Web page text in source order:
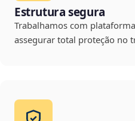
Estrutura segura
Trabalhamos com
assegurar total proteção no